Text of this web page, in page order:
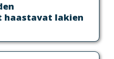
haastavat lakien